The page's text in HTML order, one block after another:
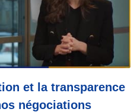
et la transparence
négociations